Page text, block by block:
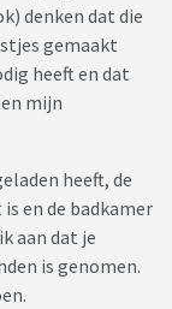
denken dat die
gemaakt
heeft en dat
mijn
heeft, de
en de badkamer
aan dat je
is genomen.